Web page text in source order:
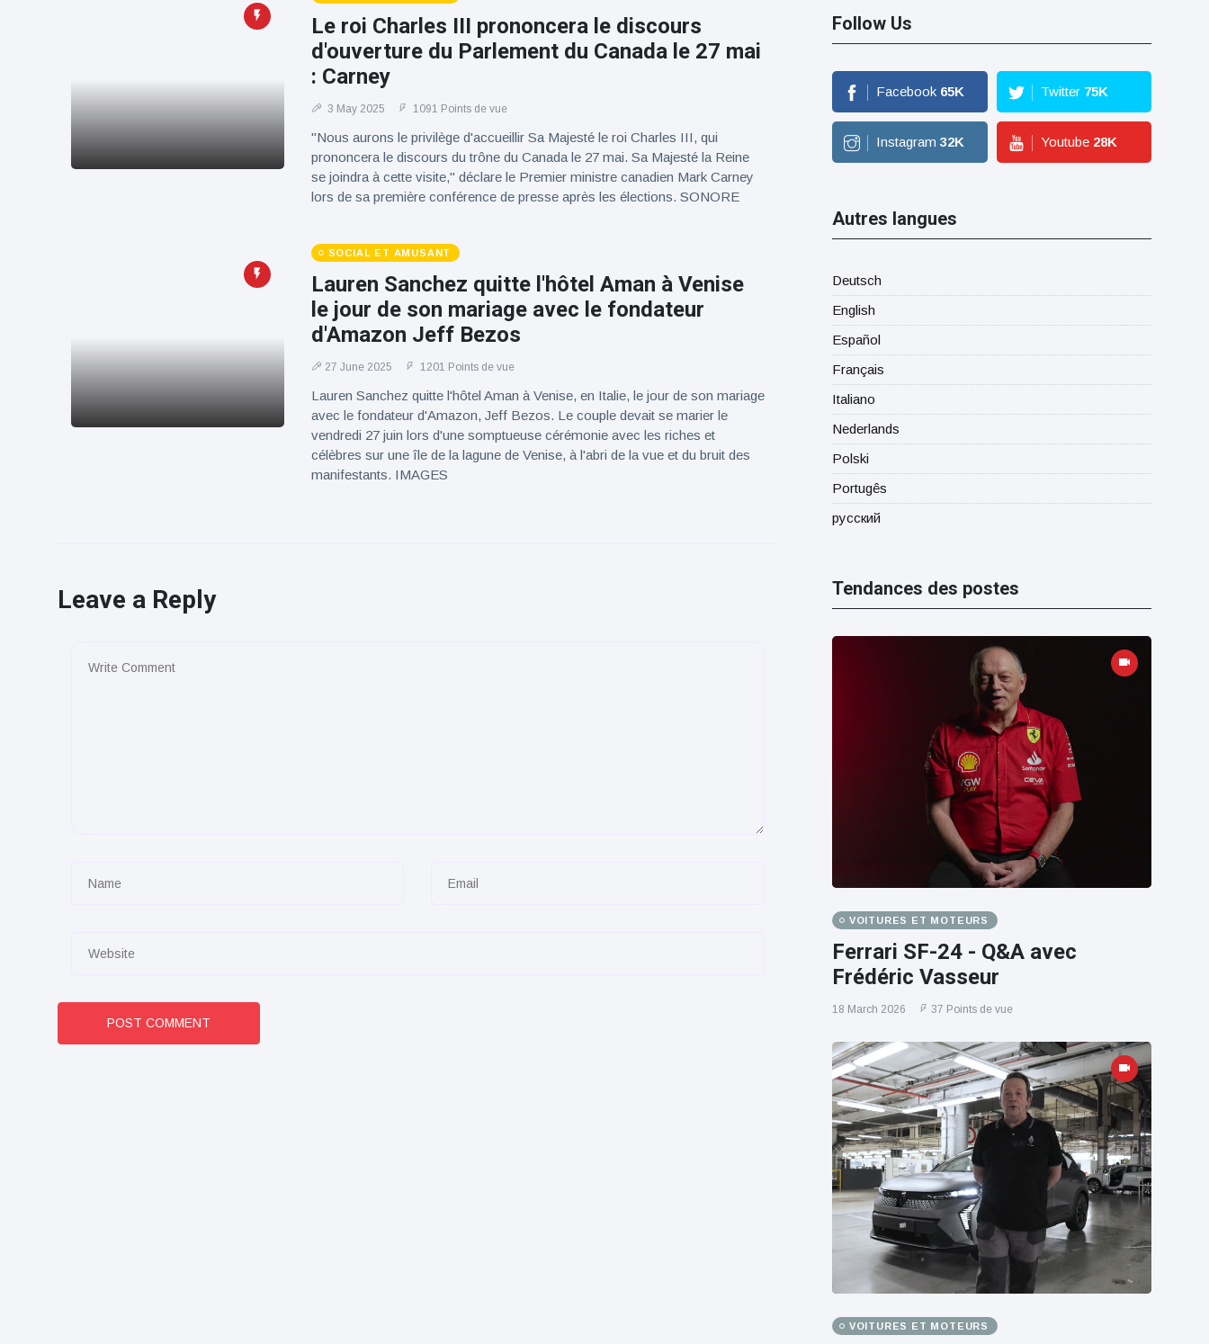
Le roi Charles III prononcera le discours
d'ouverture du Parlement du Canada le 27 mai
: Carney
3 May 2025 1091 Points de vue
"Nous aurons le privilège d'accueillir Sa Majesté le roi Charles III, qui
prononcera le discours du trône du Canada le 27 mai. Sa Majesté la Reine
se joindra à cette visite," déclare le Premier ministre canadien Mark Carney
lors de sa première conférence de presse après les élections. SONORE
SOCIAL ET AMUSANT
Lauren Sanchez quitte l'hôtel Aman à Venise
le jour de son mariage avec le fondateur
d'Amazon Jeff Bezos
27 June 2025 1201 Points de vue
Lauren Sanchez quitte l'hôtel Aman à Venise, en Italie, le jour de son mariage
avec le fondateur d'Amazon, Jeff Bezos. Le couple devait se marier le
vendredi 27 juin lors d'une somptueuse cérémonie avec les riches et
célèbres sur une île de la lagune de Venise, à l'abri de la vue et du bruit des
manifestants. IMAGES
Leave a Reply
POST COMMENT
Follow Us
Facebook 65K Twitter 75K
Instagram 32K Youtube 28K
Autres langues
Deutsch
English
Español
Français
Italiano
Nederlands
Polski
Portugês
русский
Tendances des postes
VOITURES ET MOTEURS
Ferrari SF-24 - Q&A avec
Frédéric Vasseur
18 March 2026 37 Points de vue
VOITURES ET MOTEURS